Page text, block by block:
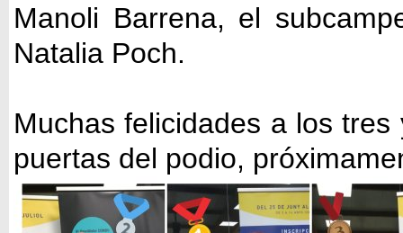
Manoli Barrena, el
Natalia Poch.
Muchas felicidades a los
puertas del podio,